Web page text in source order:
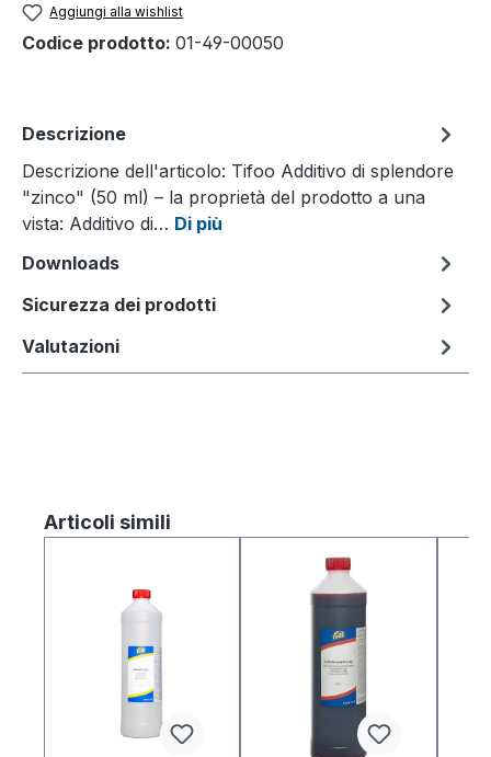
Aggiungi alla wishlist
Codice prodotto: 01-49-00050
Descrizione
Descrizione dell'articolo: Tifoo Additivo di splendore
"zinco" (50 ml) – la proprietà del prodotto a una
vista: Additivo di… Di più
Downloads
Sicurezza dei prodotti
Valutazioni
Salta la galleria dei prodotti
Articoli simili